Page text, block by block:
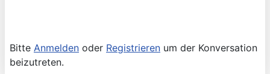
Bitte Anmelden oder Registrieren um der Konversation
beizutreten.